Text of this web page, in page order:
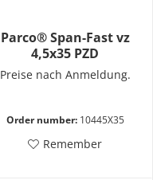
Parco® Span-Fast vz
4,5x35 PZD
Preise nach Anmeldung.
Order number: 10445X35
Remember